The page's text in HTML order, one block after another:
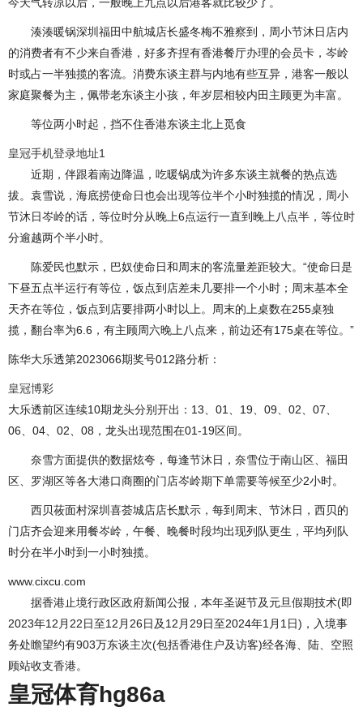
湊湊暖锅深圳福田中航城店长盛冬梅不雅察到，周小节沐日店内
的消费者有不少来自香港，好多齐捏有香港餐厅办理的会员卡，岑岭
时或占一半独揽的客流。消费东谈主群与内地有些互异，港客一般以
家庭聚餐为主，佩带老东谈主小孩，年岁层相较内田主顾更为丰富。
等位两小时起，挡不住香港东谈主北上觅食
皇冠手机登录地址1
近期，伴跟着南边降温，吃暖锅成为许多东谈主就餐的热点选
拔。袁雪说，海底捞使命日也会出现等位半个小时独揽的情况，周小
节沐日岑岭的话，等位时分从晚上6点运行一直到晚上八点半，等位时
分逾越两个半小时。
陈爱民也默示，巴奴使命日和周末的客流量差距较大。“使命日是
下昼五点半运行有等位，饭点到店差未几要排一个小时；周末基本全
天齐在等位，饭点到店要排两小时以上。周末的上桌数在255桌独
揽，翻台率为6.6，有主顾周六晚上八点来，前边还有175桌在等位。”
陈华大乐透第2023066期奖号012路分析：
皇冠博彩
大乐透前区连续10期龙头分别开出：13、01、19、09、02、07、
06、04、02、08，龙头出现范围在01-19区间。
奈雪方面提供的数据炫夸，每逢节沐日，奈雪位于南山区、福田
区、罗湖区等各大港口商圈的门店岑岭期下单需要等候至少2小时。
西贝莜面村深圳喜荟城店店长默示，每到周末、节沐日，西贝的
门店齐会迎来用餐岑岭，午餐、晚餐时段均出现列队更生，平均列队
时分在半小时到一小时独揽。
www.cixcu.com
据香港止境行政区政府新闻公报，本年圣诞节及元旦假期技术(即
2023年12月22日至12月26日及12月29日至2024年1月1日)，入境事
务处瞻望约有903万东谈主次(包括香港住户及访客)经各海、陆、空照
顾站收支香港。
皇冠体育hg86a